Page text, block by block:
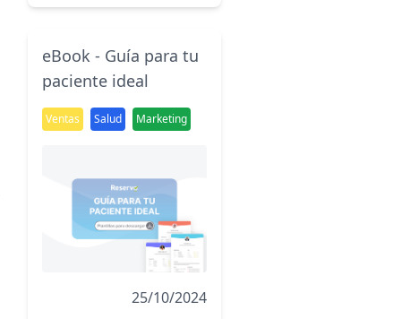
eBook - Guía para tu
paciente ideal
Ventas Salud Marketing
25/10/2024